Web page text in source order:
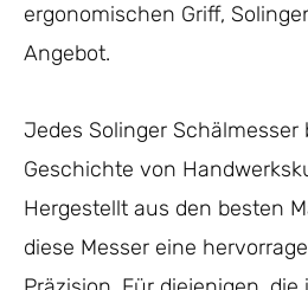
ergonomischen Griff,
Angebot.
Jedes Solinger Schälmesser
Geschichte von
Hergestellt aus den besten
diese Messer eine